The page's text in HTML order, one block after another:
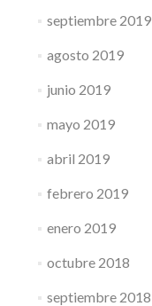
septiembre 2019
agosto 2019
junio 2019
mayo 2019
abril 2019
febrero 2019
enero 2019
octubre 2018
septiembre 2018